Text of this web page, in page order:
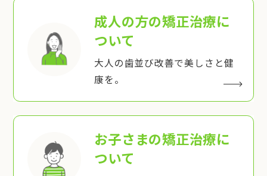
成人の方の矯正治療に
ついて
大人の歯並び改善で美しさと健
康を。
お子さまの矯正治療に
ついて